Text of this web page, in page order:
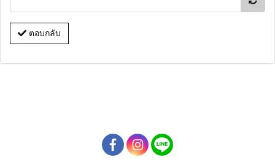
ตอบกลับ